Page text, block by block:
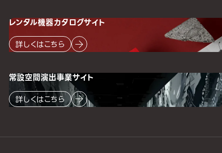
レンタル機器カタログサイト
詳しくはこちら
常設空間演出事業サイト
詳しくはこちら